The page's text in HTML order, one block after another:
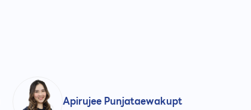
Apirujee Punjataewakupt